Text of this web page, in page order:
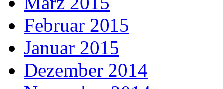
Februar 2015
Januar 2015
Dezember 2014